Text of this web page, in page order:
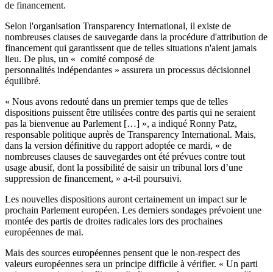
de financement.
Selon l'organisation Transparency International, il existe de
nombreuses clauses de sauvegarde dans la procédure d'attribution de
financement qui garantissent que de telles situations n'aient jamais
lieu. De plus, un « comité composé de
personnalités indépendantes » assurera un processus décisionnel
équilibré.
« Nous avons redouté dans un premier temps que de telles
dispositions puissent être utilisées contre des partis qui ne seraient
pas la bienvenue au Parlement […] », a indiqué Ronny Patz,
responsable politique auprès de Transparency International. Mais,
dans la version définitive du rapport adoptée ce mardi, « de
nombreuses clauses de sauvegardes ont été prévues contre tout
usage abusif, dont la possibilité de saisir un tribunal lors d’une
suppression de financement, » a-t-il poursuivi.
Les nouvelles dispositions auront certainement un impact sur le
prochain Parlement européen. Les derniers sondages prévoient une
montée des partis de droites radicales lors des prochaines
européennes de mai.
Mais des sources européennes pensent que le non-respect des
valeurs européennes sera un principe difficile à vérifier. « Un parti